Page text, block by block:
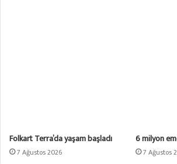
Folkart Terra’da yaşam başladı
7 Ağustos 2026
6 milyon
7 Ağustos